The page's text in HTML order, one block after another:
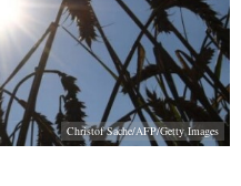
Christof Sache/AFP/Getty Images